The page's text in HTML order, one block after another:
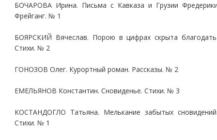
БОЧАРОВА Ирина. Письма с Кавказа и Грузии
Фрейганг. № 1
БОЯРСКИЙ Вячеслав. Порою в цифрах скрыта
Стихи. № 2
ГОНОЗОВ Олег. Курортный роман. Рассказы. № 2
ЕМЕЛЬЯНОВ Константин. Сновиденье. Стихи. № 3
КОСТАНДОГЛО Татьяна. Мелькание забытых
Стихи. № 1